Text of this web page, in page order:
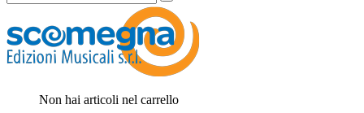
Non hai articoli nel carrello